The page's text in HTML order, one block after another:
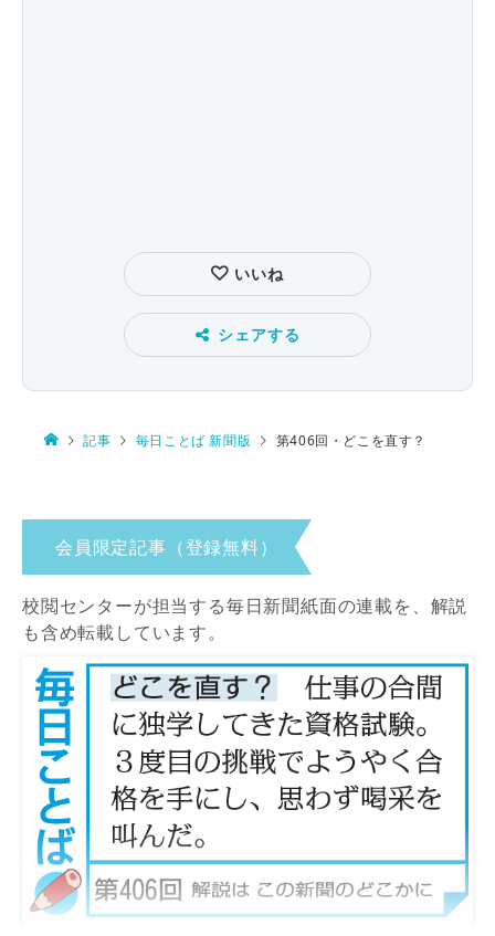
いいね
シェアする
記事 毎日ことば 新聞版 第406回・どこを直す？
会員限定記事（登録無料）
校閲センターが担当する毎日新聞紙面の連載を、解説
も含め転載しています。